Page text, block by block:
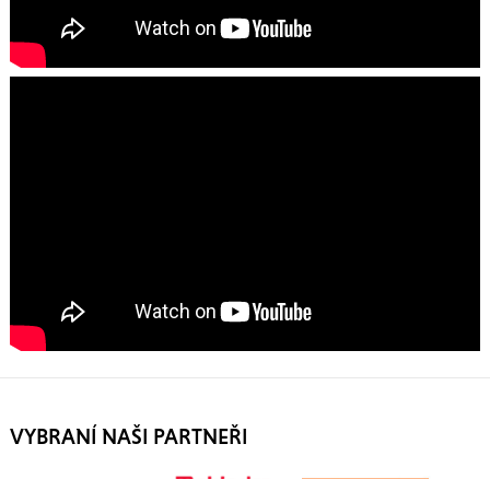
VYBRANÍ NAŠI PARTNEŘI